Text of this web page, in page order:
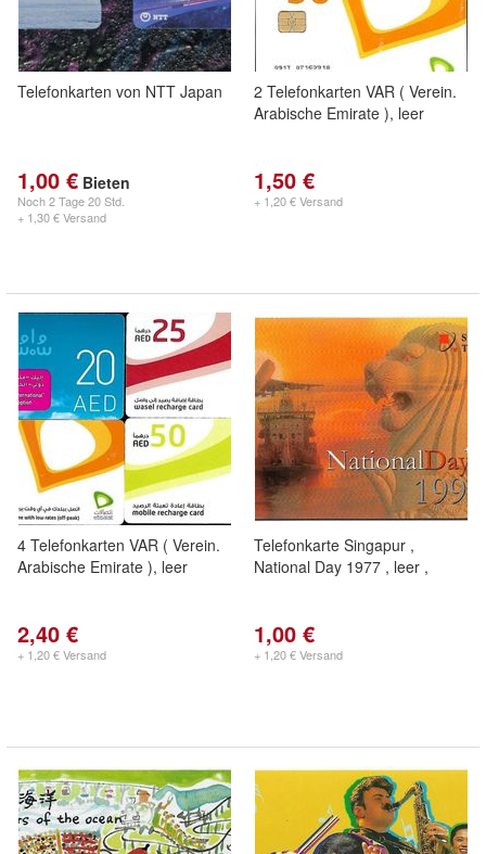
Telefonkarten von NTT Japan
1,00 € Bieten
Noch2 Tage 20 Std.
+ 1,30 € Versand
2 Telefonkarten VAR ( Verein.
Arabische Emirate ), leer
1,50 €
+ 1,20 € Versand
4 Telefonkarten VAR ( Verein.
Arabische Emirate ), leer
2,40 €
+ 1,20 € Versand
Telefonkarte Singapur ,
National Day 1977 , leer ,
1,00 €
+ 1,20 € Versand